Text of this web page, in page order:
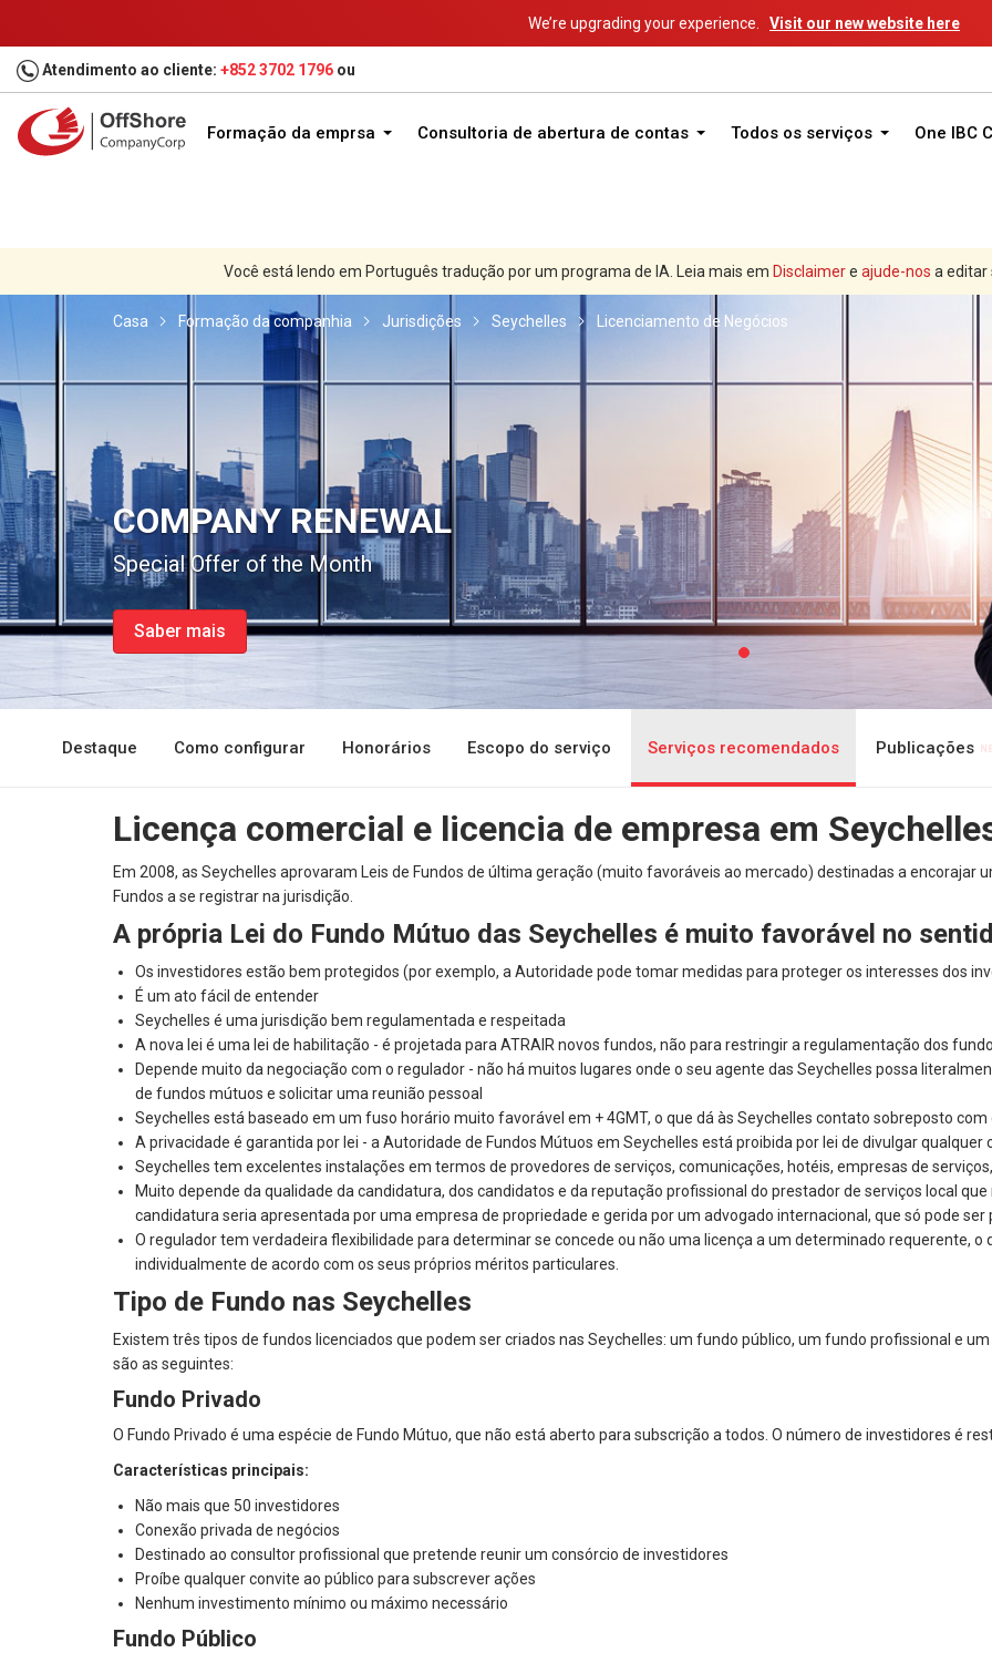
We’re upgrading your experience. Visit our new website here
Atendimento ao cliente: +852 3702 1796 ou
Formação da emprsa Consultoria de abertura de contas Todos os serviços One IBC
Você está lendo em Português tradução por um programa de IA. Leia mais em Disclaimere ajude-nos a editar
Casa Formação da companhia Jurisdições Seychelles Licenciamento de Negócios
COMPANY RENEWAL
Special Offer of the Month
Saber mais
Destaque Como configurar Honorários Escopo do serviço Serviços recomendados Publicações
Licença comercial e licencia de empresa em
Em 2008, as Seychelles aprovaram Leis de Fundos de última geração (muito favoráveis ao mercado) destinadas a encorajar
Fundos a se registrar na jurisdição.
A própria Lei do Fundo Mútuo das Seychelles é muito favorável no
Os investidores estão bem protegidos (por exemplo, a Autoridade pode tomar medidas para proteger os interesses dos
É um ato fácil de entender
Seychelles é uma jurisdição bem regulamentada e respeitada
A nova lei é uma lei de habilitação - é projetada para ATRAIR novos fundos, não para restringir a regulamentação dos
Depende muito da negociação com o regulador - não há muitos lugares onde o seu agente das Seychelles possa
de fundos mútuos e solicitar uma reunião pessoal
Seychelles está baseado em um fuso horário muito favorável em + 4GMT, o que dá às Seychelles contato sobreposto com
A privacidade é garantida por lei - a Autoridade de Fundos Mútuos em Seychelles está proibida por lei de divulgar qualquer
Seychelles tem excelentes instalações em termos de provedores de serviços, comunicações, hotéis, empresas de
Muito depende da qualidade da candidatura, dos candidatos e da reputação profissional do prestador de serviços local
candidatura seria apresentada por uma empresa de propriedade e gerida por um advogado internacional, que só pode ser
O regulador tem verdadeira flexibilidade para determinar se concede ou não uma licença a um determinado requerente, o
individualmente de acordo com os seus próprios méritos particulares.
Tipo de Fundo nas Seychelles
Existem três tipos de fundos licenciados que podem ser criados nas Seychelles: um fundo público, um fundo profissional e
são as seguintes:
Fundo Privado
O Fundo Privado é uma espécie de Fundo Mútuo, que não está aberto para subscrição a todos. O número de investidores é
Características principais:
Não mais que 50 investidores
Conexão privada de negócios
Destinado ao consultor profissional que pretende reunir um consórcio de investidores
Proíbe qualquer convite ao público para subscrever ações
Nenhum investimento mínimo ou máximo necessário
Fundo Público